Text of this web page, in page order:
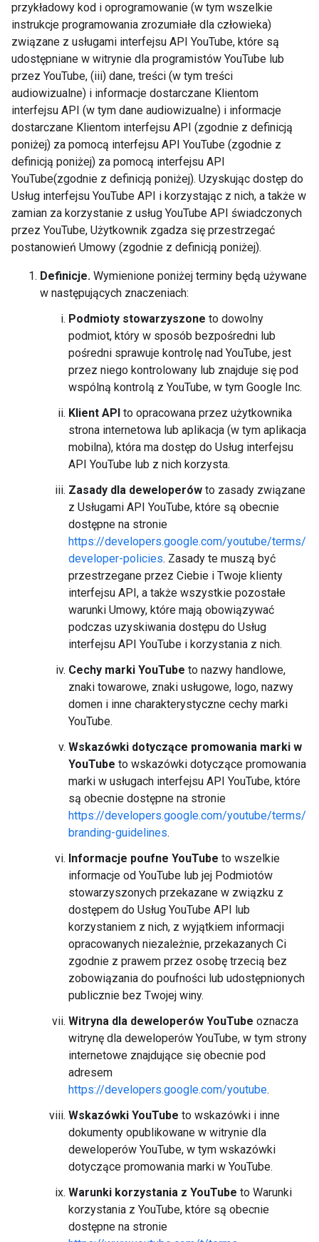
przykładowy kod i oprogramowanie (w tym wszelkie
instrukcje programowania zrozumiałe dla człowieka)
związane z usługami interfejsu API YouTube, które są
udostępniane w witrynie dla programistów YouTube lub
przez YouTube, (iii) dane, treści (w tym treści
audiowizualne) i informacje dostarczane Klientom
interfejsu API (w tym dane audiowizualne) i informacje
dostarczane Klientom interfejsu API (zgodnie z definicją
poniżej) za pomocą interfejsu API YouTube (zgodnie z
definicją poniżej) za pomocą interfejsu API
YouTube(zgodnie z definicją poniżej). Uzyskując dostęp do
Usług interfejsu YouTube API i korzystając z nich, a także w
zamian za korzystanie z usług YouTube API świadczonych
przez YouTube, Użytkownik zgadza się przestrzegać
postanowień Umowy (zgodnie z definicją poniżej).
Definicje. Wymienione poniżej terminy będą używane
w następujących znaczeniach:
Podmioty stowarzyszone to dowolny
podmiot, który w sposób bezpośredni lub
pośredni sprawuje kontrolę nad YouTube, jest
przez niego kontrolowany lub znajduje się pod
wspólną kontrolą z YouTube, w tym Google Inc.
Klient API to opracowana przez użytkownika
strona internetowa lub aplikacja (w tym aplikacja
mobilna), która ma dostęp do Usług interfejsu
API YouTube lub z nich korzysta.
Zasady dla deweloperów to zasady związane
z Usługami API YouTube, które są obecnie
dostępne na stronie
https://developers.google.com/youtube/terms/
developer-policies. Zasady te muszą być
przestrzegane przez Ciebie i Twoje klienty
interfejsu API, a także wszystkie pozostałe
warunki Umowy, które mają obowiązywać
podczas uzyskiwania dostępu do Usług
interfejsu API YouTube i korzystania z nich.
Cechy marki YouTube to nazwy handlowe,
znaki towarowe, znaki usługowe, logo, nazwy
domen i inne charakterystyczne cechy marki
YouTube.
Wskazówki dotyczące promowania marki w
YouTube to wskazówki dotyczące promowania
marki w usługach interfejsu API YouTube, które
są obecnie dostępne na stronie
https://developers.google.com/youtube/terms/
branding-guidelines.
Informacje poufne YouTube to wszelkie
informacje od YouTube lub jej Podmiotów
stowarzyszonych przekazane w związku z
dostępem do Usług YouTube API lub
korzystaniem z nich, z wyjątkiem informacji
opracowanych niezależnie, przekazanych Ci
zgodnie z prawem przez osobę trzecią bez
zobowiązania do poufności lub udostępnionych
publicznie bez Twojej winy.
Witryna dla deweloperów YouTube oznacza
witrynę dla deweloperów YouTube, w tym strony
internetowe znajdujące się obecnie pod
adresem
https://developers.google.com/youtube.
Wskazówki YouTube to wskazówki i inne
dokumenty opublikowane w witrynie dla
deweloperów YouTube, w tym wskazówki
dotyczące promowania marki w YouTube.
Warunki korzystania z YouTube to Warunki
korzystania z YouTube, które są obecnie
dostępne na stronie